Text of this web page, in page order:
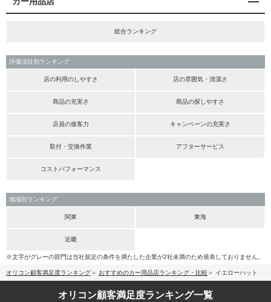
総合ランキング
評価項目別ランキング
店の利用のしやすさ 店の雰囲気・清潔さ
商品の充実さ 商品の探しやすさ
店員の接客力 キャンペーンの充実さ
取付・交換作業 アフターサービス
コストパフォーマンス
地域別ランキング
関東 東海
近畿
※文字がグレーの部門は当社規定の条件を満たした企業が2社未満のため発表しておりません。
オリコン顧客満足度ランキング おすすめのカー用品店ランキング・比較 イエローハット
オリコン顧客満足度ランキング一覧